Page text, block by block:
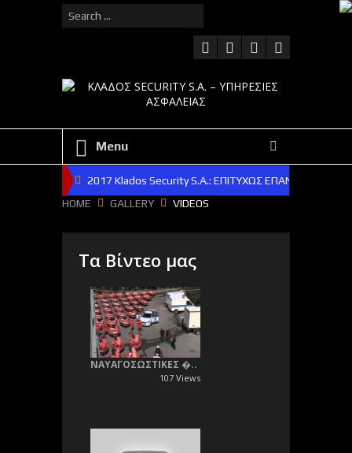
Menu
2017 Klados Security S.A.: ΕΠΙΤΥΧΩΣ
2015 Klados Security S.A.: ΕΠΙΤΥΧΗΣ Ο
2013 Klados Security S.A.: ΕΠΙΤΥΧΗΣ ΚΑΙ ΠΑΛΙ Ο
2017 Klados Security S.A. : ΠΩΛΗΣΕΙΣ
HOME GALLERY VIDEOS
Τα Βίντεο μας
ΝΑΥΑΓΟΣΩΣΤΙΚΕΣ �..
107 Views